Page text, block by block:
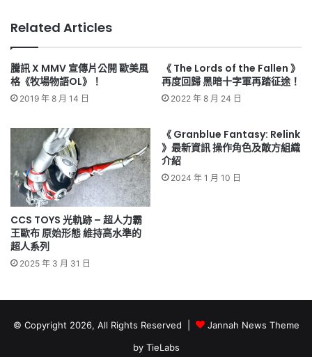
Related Articles
騰訊 X MMV 宣傳片公開 歐美風
格《牧場物語OL》！
2019 年 8 月 14 日
《 The Lords of the Fallen 》
再度回歸 黑暗十字軍再踏征途！
2022 年 8 月 24 日
CCS TOYS 光軌跡 – 超人力霸
王歐布 原始形態 維持高水準的
超人系列
2025 年 3 月 31 日
《 Granblue Fantasy: Relink
》最新資訊 操作角色及敵方組織
介紹
2024 年 1 月 10 日
© Copyright 2026, All Rights Reserved |
Jannah News Theme
by TieLabs